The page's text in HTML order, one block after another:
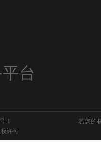
台
-1
若您的
权许可